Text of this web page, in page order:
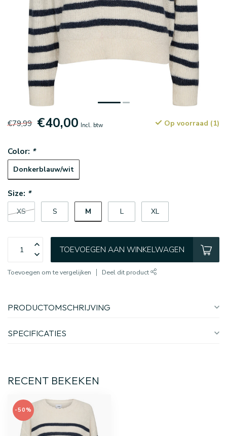
€79,99 €40,00 Incl. btw Op voorraad (1)
Color: *
Donkerblauw/wit
Size: *
XS S M L XL
TOEVOEGEN AAN WINKELWAGEN
Toevoegen om te vergelijken Deel dit product
PRODUCTOMSCHRIJVING
SPECIFICATIES
RECENT BEKEKEN
-50%